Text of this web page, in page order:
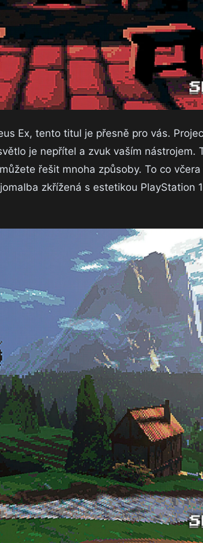
Ex, tento titul je přesně pro vás.
je nepřítel a zvuk vaším nástrojem.
řešit mnoha způsoby. To co
zkřížená s estetikou PlayStation